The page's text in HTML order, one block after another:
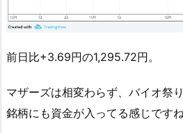
前日比+3.69円の1,295.72円。
マザーズは相変わらず、バイオ祭
銘柄にも資金が入ってる感じですね